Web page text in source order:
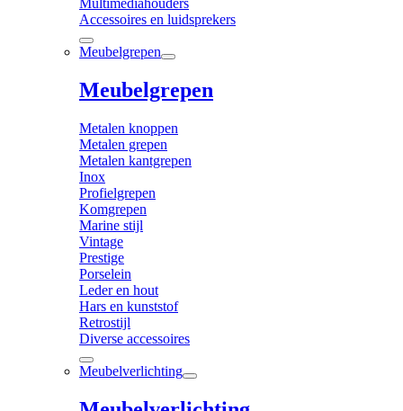
Accessoires en luidsprekers
Meubelgrepen
Meubelgrepen
Metalen knoppen
Metalen grepen
Metalen kantgrepen
Inox
Profielgrepen
Komgrepen
Marine stijl
Vintage
Prestige
Porselein
Leder en hout
Hars en kunststof
Retrostijl
Diverse accessoires
Meubelverlichting